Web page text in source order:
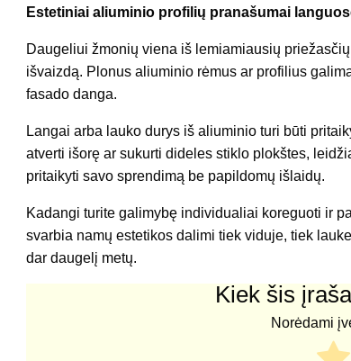
Estetiniai aliuminio profilių pranašumai
Daugeliui žmonių viena iš lemiamiausių
išvaizdą. Plonus aliuminio rėmus ar profilius
fasado danga.
Langai arba lauko durys iš aliuminio turi būti
atverti išorę ar sukurti dideles stiklo plokštes,
pritaikyti savo sprendimą be papildomų išlaidų.
Kadangi turite galimybę individualiai koreguoti ir
svarbia namų estetikos dalimi tiek viduje, tiek
dar daugelį metų.
Kiek šis
Norėdami